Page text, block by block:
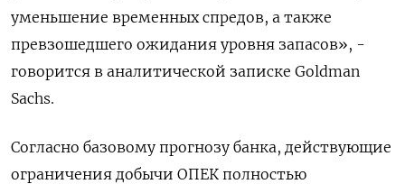
уменьшение временных спредов, а также
превзошедшего ожидания уровня запасов», -
говорится в аналитической записке Goldman
Sachs.
Согласно базовому прогнозу банка, действующие
ограничения добычи ОПЕК полностью